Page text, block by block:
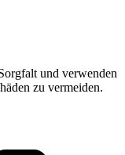
und verwenden
zu vermeiden.